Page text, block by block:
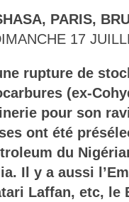
PARIS,
17
rupture de
(ex-
pour son
ont été
du
Il y a aussi
Laffan, etc, le